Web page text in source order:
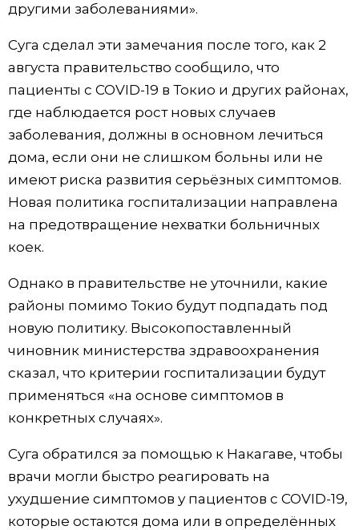
Культура
Жизнь
Технологии
Токио
От редакции
другими заболеваниями».
Суга сделал эти замечания после того, как 2
августа правительство сообщило, что
пациенты с COVID-19 в Токио и других районах,
где наблюдается рост новых случаев
заболевания, должны в основном лечиться
дома, если они не слишком больны или не
имеют риска развития серьёзных симптомов.
Новая политика госпитализации направлена ​​
на предотвращение нехватки больничных
коек.
Однако в правительстве не уточнили, какие
районы помимо Токио будут подпадать под
новую политику. Высокопоставленный
чиновник министерства здравоохранения
сказал, что критерии госпитализации будут
применяться «на основе симптомов в
конкретных случаях».
Суга обратился за помощью к Накагаве, чтобы
врачи могли быстро реагировать на
ухудшение симптомов у пациентов с COVID-19,
которые остаются дома или в определённых